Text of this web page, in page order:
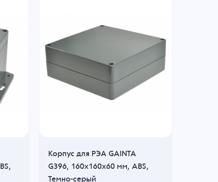
Корпус для РЭА GAINTA
G396, 160x160x60 мм, ABS,
Темно-серый